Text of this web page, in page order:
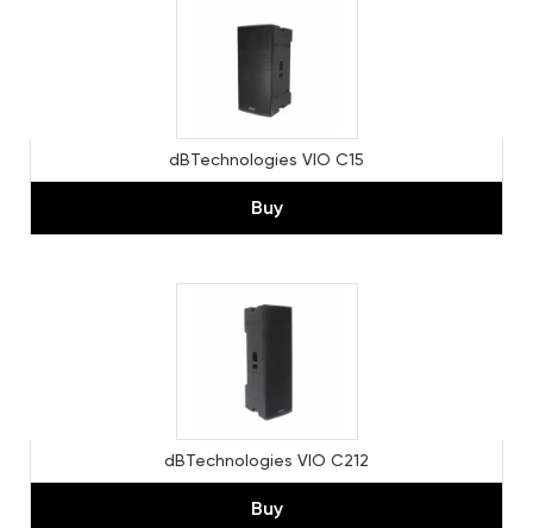
dBTechnologies VIO C15
Buy
dBTechnologies VIO C212
Buy